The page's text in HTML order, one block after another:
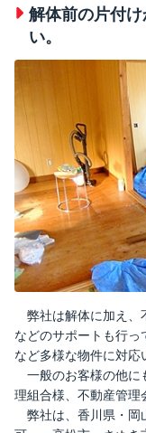
解体前の片付
い。
弊社は解体に加え、
などのサポートも行
など多様な物件に対応
一般のお客様の他に
理組合様、不動産管理
弊社は、香川県・岡